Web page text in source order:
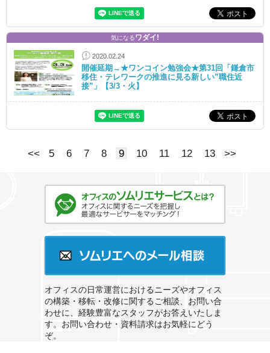
気になるワダイ!
2020.02.24
開催延期→★ワンコイン勉強会★第31回「鎌倉市
移住・テレワークの推進に見る新しい”職住近
接”」【3/3・火】
<< 5 6 7 8 9 10 11 12 13 >>
オフィスの日常運営におけるニーズやオフィス
の構築・移転・改修に関するご相談、お問い合
わせに、経験豊富なスタッフがお答えいたしま
す。お問い合わせ・資料請求はお気軽にどう
ぞ。